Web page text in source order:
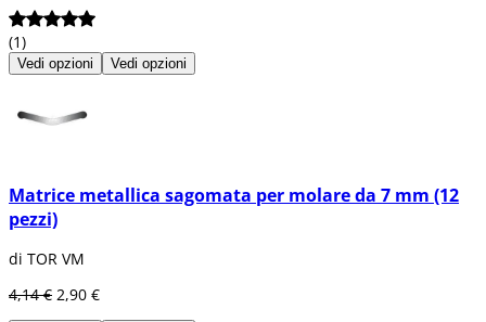
(1)
Vedi opzioni Vedi opzioni
Matrice metallica sagomata per molare da 7 mm (12
pezzi)
di TOR VM
4,14 € 2,90 €